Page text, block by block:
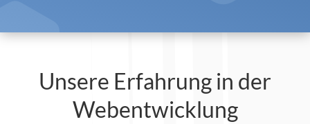
Unsere Erfahrung in der
Webentwicklung